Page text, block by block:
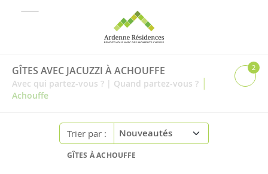
GÎTES AVEC JACUZZI À ACHOUFFE
Avec qui partez-vous ? | Quand partez-vous ? |
Achouffe
2
Trier par :
GÎTES À ACHOUFFE